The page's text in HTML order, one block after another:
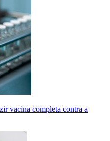
vacina completa contra a